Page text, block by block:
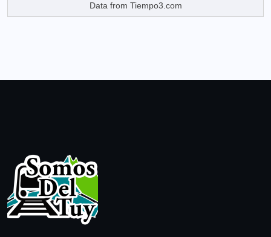
Data from Tiempo3.com